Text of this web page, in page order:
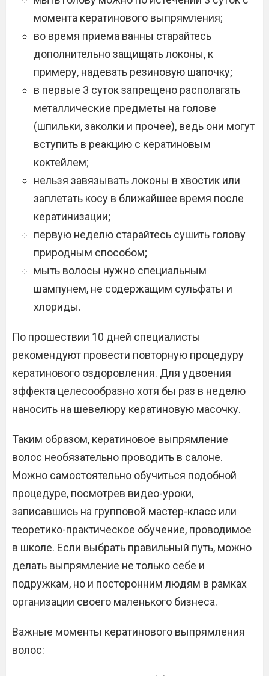
момента кератинового выпрямления;
во время приема ванны старайтесь
дополнительно защищать локоны, к
примеру, надевать резиновую шапочку;
в первые 3 суток запрещено располагать
металлические предметы на голове
(шпильки, заколки и прочее), ведь они могут
вступить в реакцию с кератиновым
коктейлем;
нельзя завязывать локоны в хвостик или
заплетать косу в ближайшее время после
кератинизации;
первую неделю старайтесь сушить голову
природным способом;
мыть волосы нужно специальным
шампунем, не содержащим сульфаты и
хлориды.
По прошествии 10 дней специалисты
рекомендуют провести повторную процедуру
кератинового оздоровления. Для удвоения
эффекта целесообразно хотя бы раз в неделю
наносить на шевелюру кератиновую масочку.
Таким образом, кератиновое выпрямление
волос необязательно проводить в салоне.
Можно самостоятельно обучиться подобной
процедуре, посмотрев видео-уроки,
записавшись на групповой мастер-класс или
теоретико-практическое обучение, проводимое
в школе. Если выбрать правильный путь, можно
делать выпрямление не только себе и
подружкам, но и посторонним людям в рамках
организации своего маленького бизнеса.
Важные моменты кератинового выпрямления
волос: